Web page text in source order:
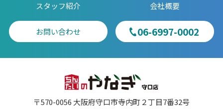
スタッフ紹介
会社概要
お問い合わせ 06-6997-0002
〒570-0056 大阪府守口市寺内町２丁目7番32号